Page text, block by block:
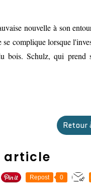
nouvelle à son
complique lorsque
bois. Schulz, qui prend
Retour
article
Repost 0